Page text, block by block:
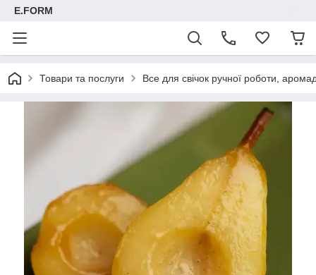
E.FORM
Товари та послуги Все для свічок ручної роботи,